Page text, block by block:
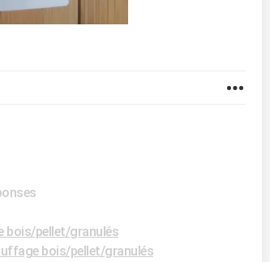
bois/pellet/granulés
bois/pellet/granulés